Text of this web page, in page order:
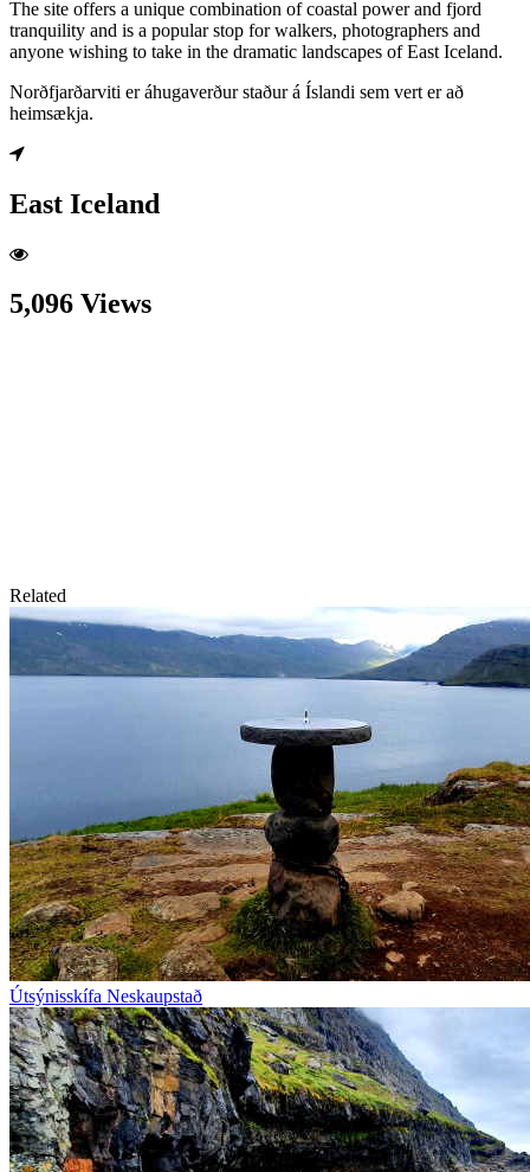
The site offers a unique combination of coastal power and fjord
tranquility and is a popular stop for walkers, photographers and
anyone wishing to take in the dramatic landscapes of East Iceland.
Norðfjarðarviti er áhugaverður staður á Íslandi sem vert er að
heimsækja.
East Iceland
5,096 Views
Related
Útsýnisskífa Neskaupstað